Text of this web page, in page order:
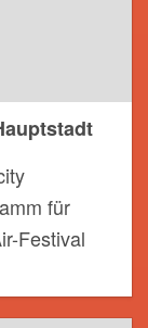
für
Festival